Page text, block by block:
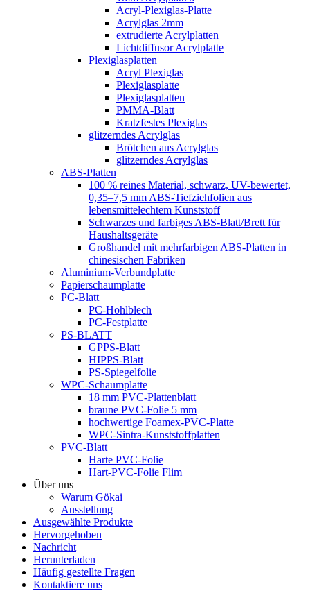
Acryl-Plexiglas-Platte
Acrylglas 2mm
extrudierte Acrylplatten
Lichtdiffusor Acrylplatte
Plexiglasplatten
Acryl Plexiglas
Plexiglasplatte
Plexiglasplatten
PMMA-Blatt
Kratzfestes Plexiglas
glitzerndes Acrylglas
Brötchen aus Acrylglas
glitzerndes Acrylglas
ABS-Platten
100 % reines Material, schwarz, UV-bewertet,
0,35–7,5 mm ABS-Tiefziehfolien aus
lebensmittelechtem Kunststoff
Schwarzes und farbiges ABS-Blatt/Brett für
Haushaltsgeräte
Großhandel mit mehrfarbigen ABS-Platten in
chinesischen Fabriken
Aluminium-Verbundplatte
Papierschaumplatte
PC-Blatt
PC-Hohlblech
PC-Festplatte
PS-BLATT
GPPS-Blatt
HIPPS-Blatt
PS-Spiegelfolie
WPC-Schaumplatte
18 mm PVC-Plattenblatt
braune PVC-Folie 5 mm
hochwertige Foamex-PVC-Platte
WPC-Sintra-Kunststoffplatten
PVC-Blatt
Harte PVC-Folie
Hart-PVC-Folie Flim
Über uns
Warum Gökai
Ausstellung
Ausgewählte Produkte
Hervorgehoben
Nachricht
Herunterladen
Häufig gestellte Fragen
Kontaktiere uns